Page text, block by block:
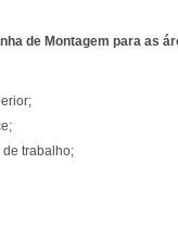
de Montagem para as
trabalho;